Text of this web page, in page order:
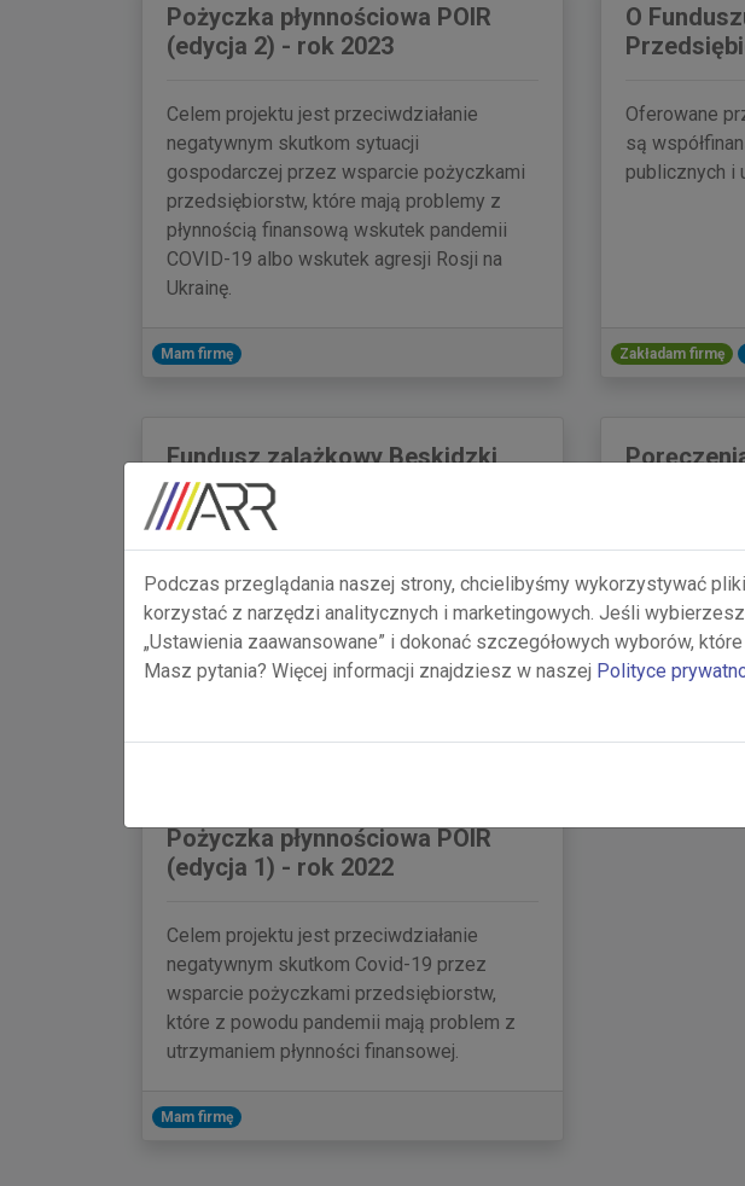
Pożyczka płynnościowa POIR
(edycja 2) - rok 2023
Celem projektu jest przeciwdziałanie
negatywnym skutkom sytuacji
gospodarczej przez wsparcie pożyczkami
przedsiębiorstw, które mają problemy z
płynnością finansową wskutek pandemii
COVID-19 albo wskutek agresji Rosji na
Ukrainę.
Mam firmę
O
Oferowane
są
publicznych i
Zakładam firmę
Fundusz zalążkowy Beskidzki
Akcelerator Technologiczny
Agencji Rozwoju Regionalnego
S.A. w Bielsku-Białej
Innowacyjne pomysły zasługują na
realizację – wspomagamy
przedsiębiorczych innowatorów!
W ramach
poręczeń
kredytów i
Pożyczka płynnościowa POIR
(edycja 1) - rok 2022
Celem projektu jest przeciwdziałanie
negatywnym skutkom Covid-19 przez
wsparcie pożyczkami przedsiębiorstw,
które z powodu pandemii mają problem z
utrzymaniem płynności finansowej.
Mam firmę
Podczas przeglądania naszej strony, chcielibyśmy wykorzystywać
korzystać z narzędzi analitycznych i marketingowych. Jeśli
„Ustawienia zaawansowane” i dokonać szczegółowych wyborów,
Masz pytania? Więcej informacji znajdziesz w naszej Polityce